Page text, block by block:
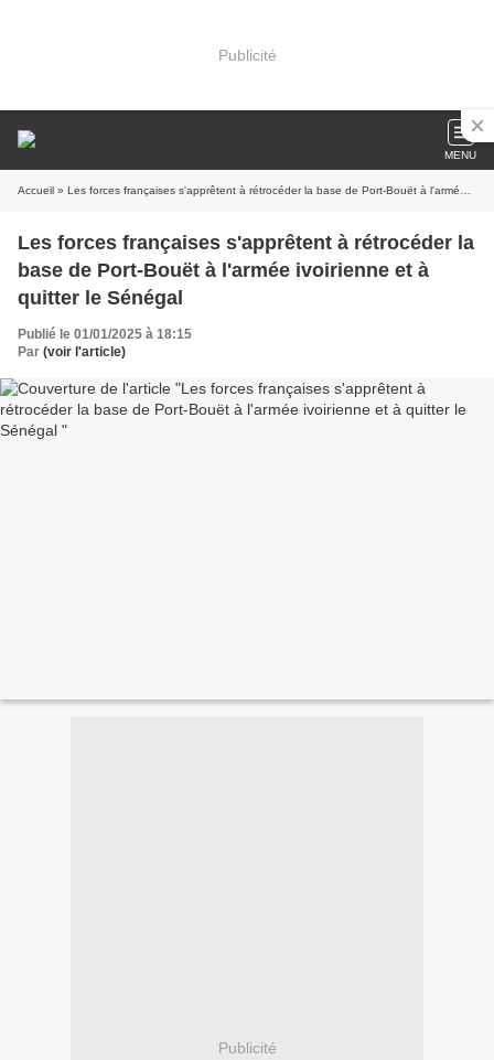
Publicité
MENU
Accueil » Les forces françaises s'apprêtent à rétrocéder la base de Port-Bouët à l'armée ivoirienne et à quitter le Sénégal
Les forces françaises s'apprêtent à rétrocéder la
base de Port-Bouët à l'armée ivoirienne et à
quitter le Sénégal
Publié le 01/01/2025 à 18:15
Par (voir l'article)
Publicité